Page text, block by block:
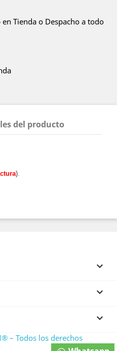
Tienda o Despacho a todo
del producto
)



– Todos los derechos